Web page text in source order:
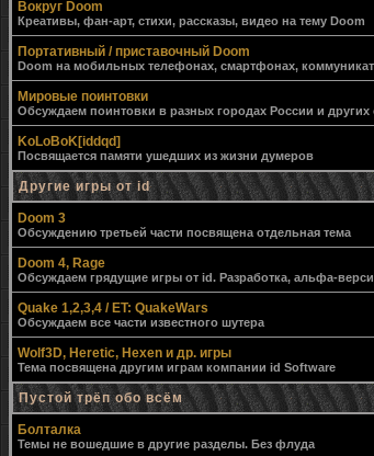
Вокруг Doom
Креативы, фан-арт, стихи, рассказы, видео на тему Doom
Портативный / приставочный Doom
Doom на мобильных телефонах, смартфонах,
Мировые поинтовки
Обсуждаем поинтовки в разных городах России и других
KoLoBoK[iddqd]
Посвящается памяти ушедших из жизни думеров
Другие игры от id
Doom 3
Обсуждению третьей части посвящена отдельная тема
Doom 4, Rage
Обсуждаем грядущие игры от id. Разработка, альфа-
Quake 1,2,3,4 / ET: QuakeWars
Обсуждаем все части известного шутера
Wolf3D, Heretic, Hexen и др. игры
Тема посвящена другим играм компании id Software
Пустой трёп обо всём
Болталка
Темы не вошедшие в другие разделы. Без флуда